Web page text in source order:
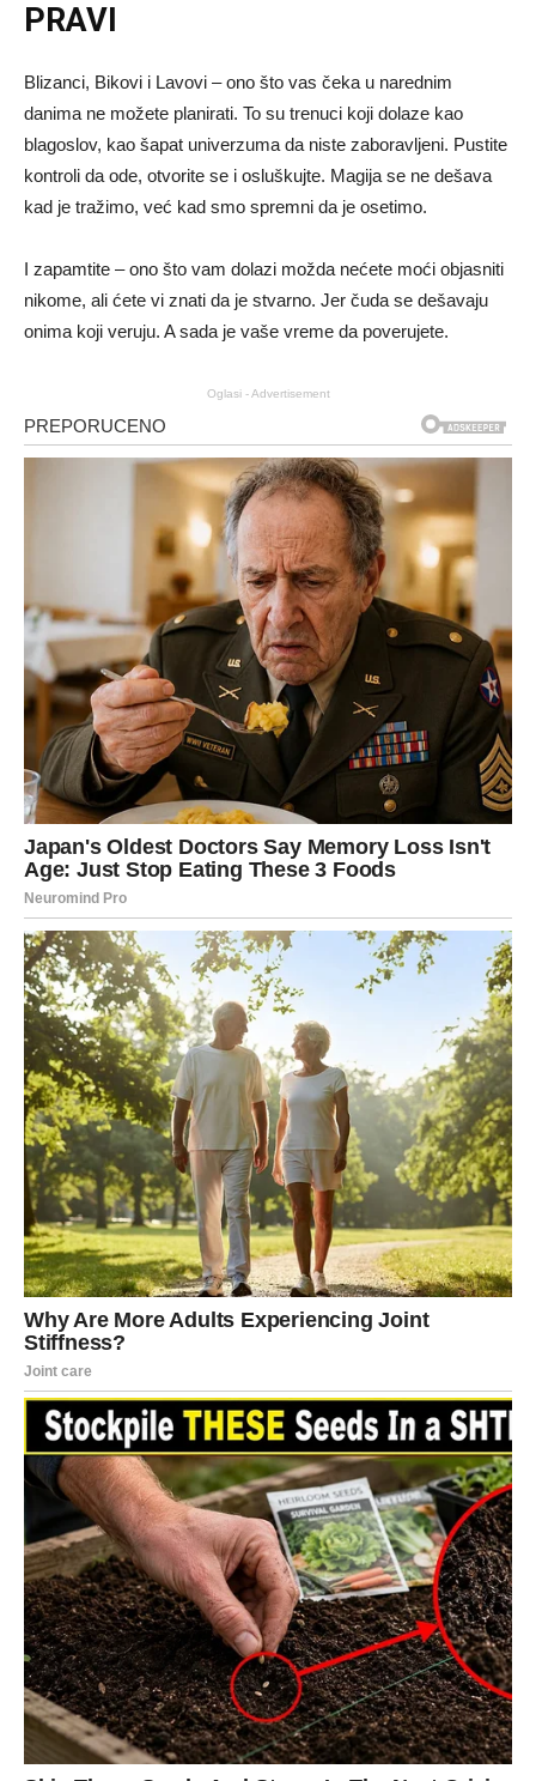
PRAVI
Blizanci, Bikovi i Lavovi – ono što vas čeka u narednim
danima ne možete planirati. To su trenuci koji dolaze kao
blagoslov, kao šapat univerzuma da niste zaboravljeni. Pustite
kontroli da ode, otvorite se i osluškujte. Magija se ne dešava
kad je tražimo, već kad smo spremni da je osetimo.
I zapamtite – ono što vam dolazi možda nećete moći objasniti
nikome, ali ćete vi znati da je stvarno. Jer čuda se dešavaju
onima koji veruju. A sada je vaše vreme da poverujete.
Oglasi - Advertisement